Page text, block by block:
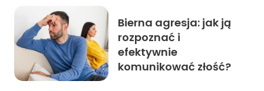
Bierna agresja: jak ją
rozpoznać i
efektywnie
komunikować złość?